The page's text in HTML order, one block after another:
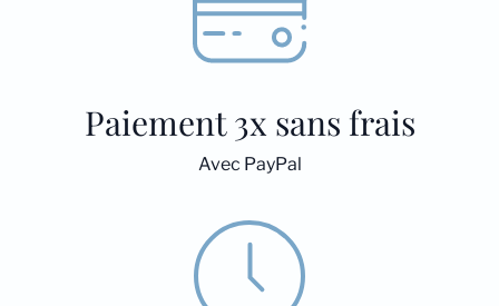
Paiement 3x sans frais
Avec PayPal